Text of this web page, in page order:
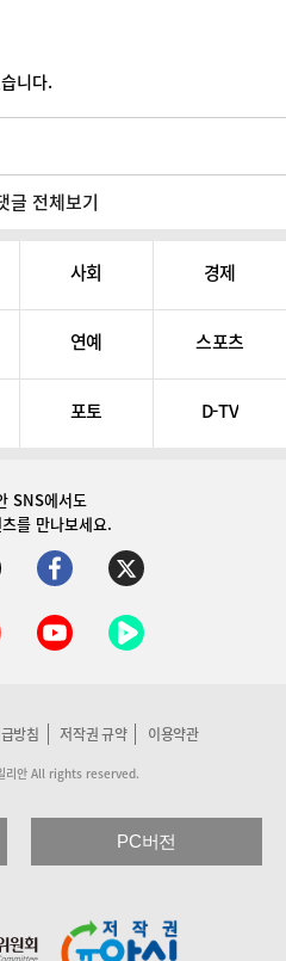
니다.
글 전체보기
사회 경제
연예 스포츠
포토 D-TV
SNS에서도
를 만나보세요.
방침 저작권 규약 이용약관
안 All rights reserved.
PC버전